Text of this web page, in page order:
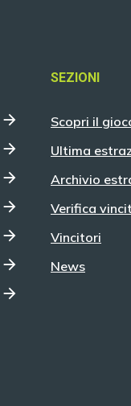
SEZIONI
Scopri il
Ultima
Archivio
Verifica
Vincitori
News